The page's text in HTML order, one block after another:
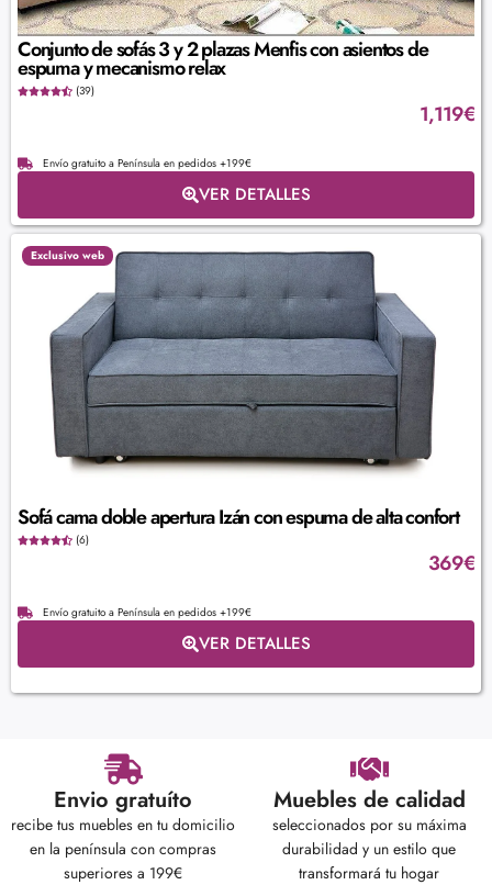
Conjunto de sofás 3 y 2 plazas Menfis con asientos de
espuma y mecanismo relax
(39)
1,119€
Envío gratuito a Península en pedidos +199€
VER DETALLES
Exclusivo web
Sofá cama doble apertura Izán con espuma de alta confort
(6)
369€
Envío gratuito a Península en pedidos +199€
VER DETALLES
Envio gratuíto
recibe tus muebles en tu domicilio
en la península con compras
superiores a 199€
Muebles de calidad
seleccionados por su máxima
durabilidad y un estilo que
transformará tu hogar